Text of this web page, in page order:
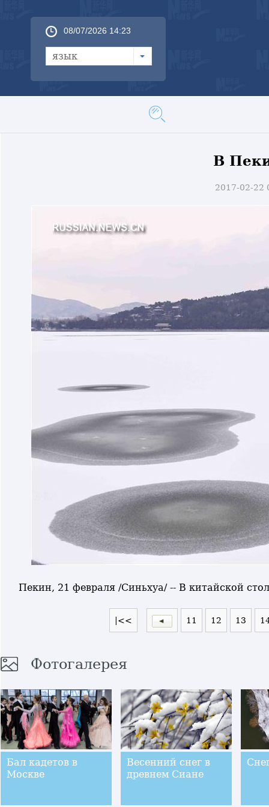
08/07/2026 14:23
язык
В
2017-02-22
Пекин, 21 февраля /Синьхуа/ -- В китайской
|<< 11 12 13
Фотогалерея
Бал кадетов в
Москве
Весенний снег в
древнем Сиане